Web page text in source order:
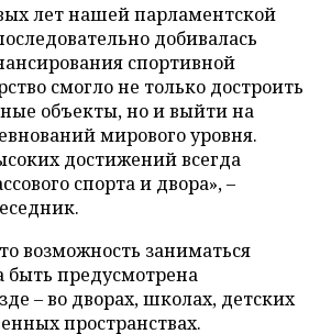
лет нашей парламентской
добивалась
спортивной
смогло не только достроить
объекты, но и выйти на
мирового уровня.
достижений всегда
спорта и двора», –
возможность заниматься
быть предусмотрена
– во дворах, школах, детских
пространствах.